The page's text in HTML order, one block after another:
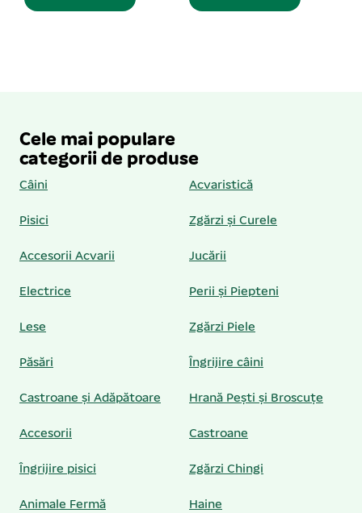
Cele mai populare
categorii de produse
Câini Acvaristică
Pisici Zgărzi și Curele
Accesorii Acvarii Jucării
Electrice Perii și Piepteni
Lese Zgărzi Piele
Păsări Îngrijire câini
Castroane și Adăpătoare Hrană Pești și Broscuțe
Accesorii Castroane
Îngrijire pisici Zgărzi Chingi
Animale Fermă Haine